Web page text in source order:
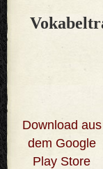
Download aus
dem Google
Play Store